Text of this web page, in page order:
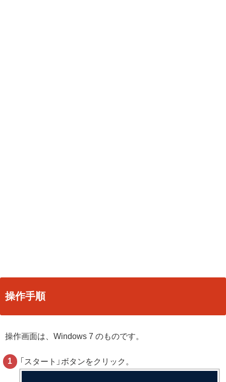
操作手順
操作画面は、Windows 7 のものです。
「スタート」ボタンをクリック。